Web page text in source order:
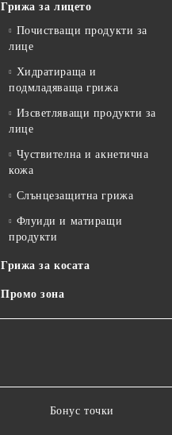
Грижа за лицето
Почистващи продукти за
лице
Хидратираща и
подмладяваща грижа
Изсветляващи продукти за
лице
Чуствителна и акнетична
кожа
Слънцезащитна грижа
Флуиди и матиращи
продукти
Грижа за косата
Промо зона
Бонус точки